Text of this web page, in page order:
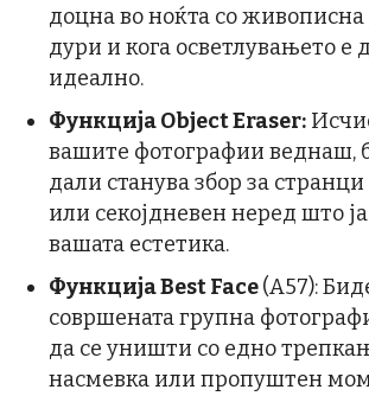
доцна во ноќта со живописна
дури и кога осветлувањето е
идеално.
Функција Object Eraser:
вашите фотографии веднаш,
дали станува збор за
или секојдневен неред што
вашата естетика.
Функција Best Face(A57):
совршената групна
да се уништи со едно
насмевка или пропуштен